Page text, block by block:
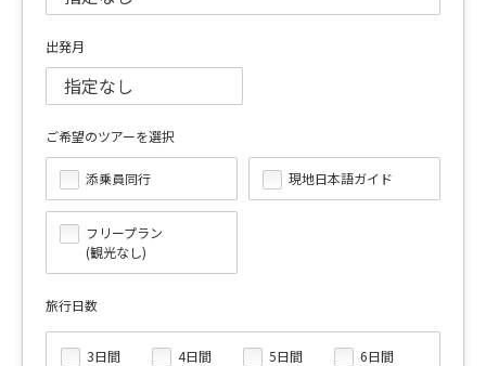
出発月
ご希望のツアーを選択
添乗員同行 現地日本語ガイド
フリープラン
(観光なし)
旅行日数
3日間 4日間 5日間 6日間